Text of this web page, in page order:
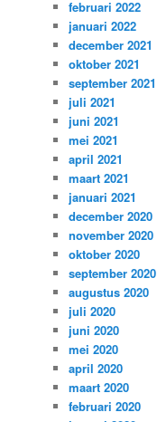
februari 2022
januari 2022
december 2021
oktober 2021
september 2021
juli 2021
juni 2021
mei 2021
april 2021
maart 2021
januari 2021
december 2020
november 2020
oktober 2020
september 2020
augustus 2020
juli 2020
juni 2020
mei 2020
april 2020
maart 2020
februari 2020